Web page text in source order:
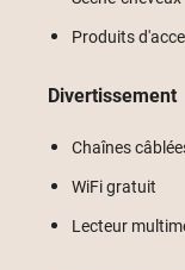
Produits
Divertissement
Chaînes
WiFi gratuit
Lecteur